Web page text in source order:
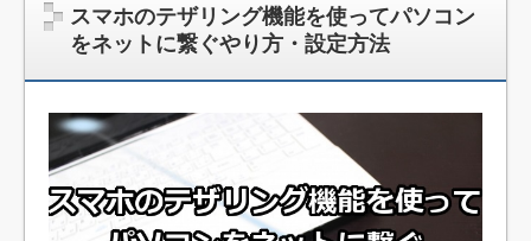
スマホのテザリング機能を使ってパソコン
をネットに繋ぐやり方・設定方法